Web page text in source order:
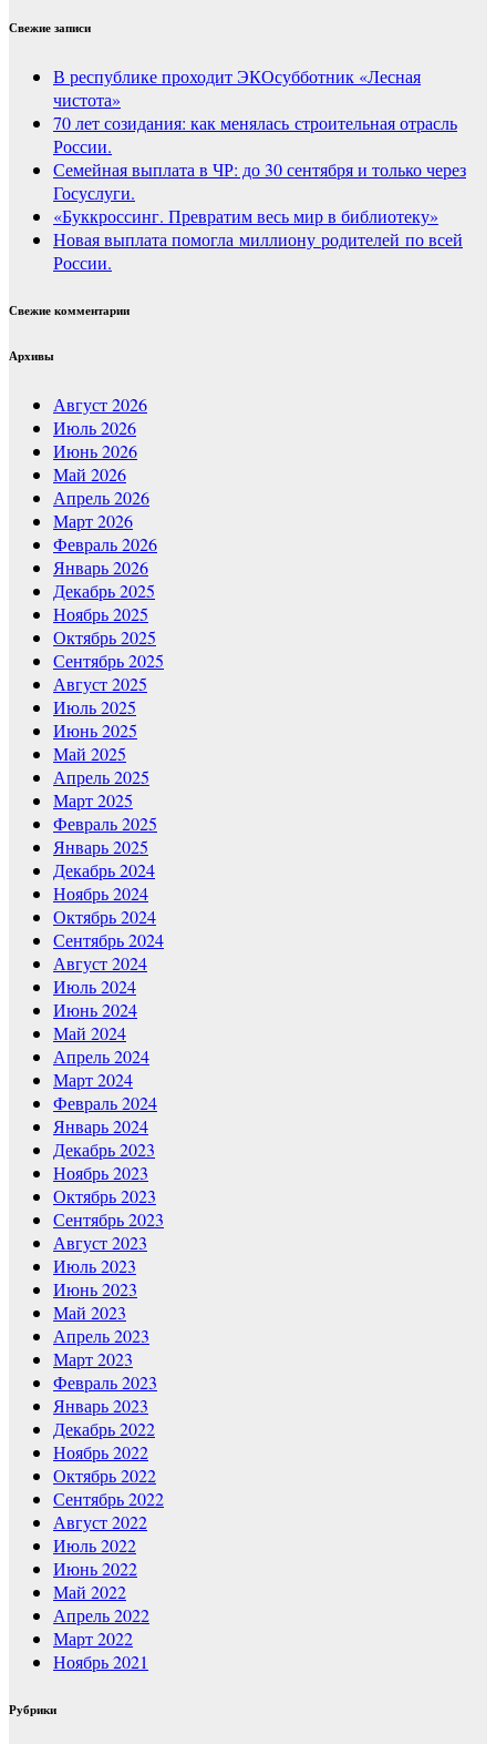
Свежие записи
В республике проходит ЭКОсубботник «Лесная
чистота»
70 лет созидания: как менялась строительная отрасль
России.
Семейная выплата в ЧР: до 30 сентября и только через
Госуслуги.
«Буккроссинг. Превратим весь мир в библиотеку»
Новая выплата помогла миллиону родителей по всей
России.
Свежие комментарии
Архивы
Август 2026
Июль 2026
Июнь 2026
Май 2026
Апрель 2026
Март 2026
Февраль 2026
Январь 2026
Декабрь 2025
Ноябрь 2025
Октябрь 2025
Сентябрь 2025
Август 2025
Июль 2025
Июнь 2025
Май 2025
Апрель 2025
Март 2025
Февраль 2025
Январь 2025
Декабрь 2024
Ноябрь 2024
Октябрь 2024
Сентябрь 2024
Август 2024
Июль 2024
Июнь 2024
Май 2024
Апрель 2024
Март 2024
Февраль 2024
Январь 2024
Декабрь 2023
Ноябрь 2023
Октябрь 2023
Сентябрь 2023
Август 2023
Июль 2023
Июнь 2023
Май 2023
Апрель 2023
Март 2023
Февраль 2023
Январь 2023
Декабрь 2022
Ноябрь 2022
Октябрь 2022
Сентябрь 2022
Август 2022
Июль 2022
Июнь 2022
Май 2022
Апрель 2022
Март 2022
Ноябрь 2021
Рубрики